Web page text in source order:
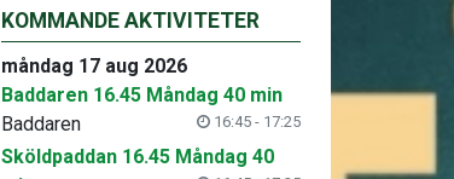
KOMMANDE AKTIVITETER
måndag 17 aug 2026
Baddaren 16.45 Måndag 40 min
16:45 - 17:25
Baddaren
Sköldpaddan 16.45 Måndag 40